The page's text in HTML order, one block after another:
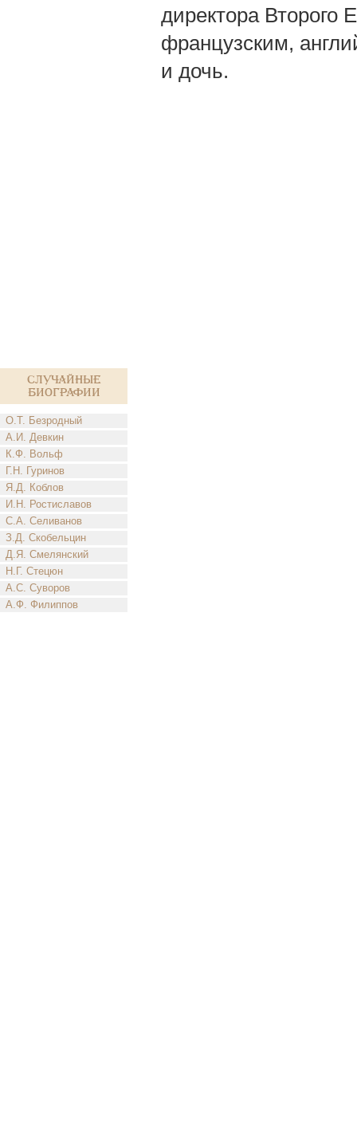
Случайные
биографии
О.Т. Безродный
А.И. Девкин
К.Ф. Вольф
Г.Н. Гуринов
Я.Д. Коблов
И.Н. Ростиславов
С.А. Селиванов
З.Д. Скобельцин
Д.Я. Смелянский
Н.Г. Стецюн
А.С. Суворов
А.Ф. Филиппов
директора Второго
французским,
и дочь.